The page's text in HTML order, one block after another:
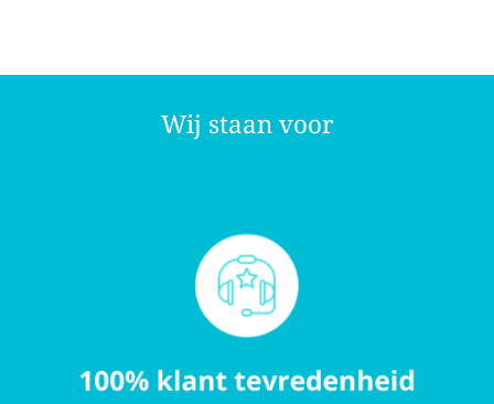
Wij staan voor